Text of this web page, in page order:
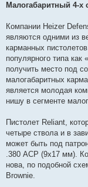
Малогабаритный 4-х
Компании Heizer
являются одними из
карманных
популярного типа
получить место под
малогабаритных
является молодая
нишу в сегменте
Пистолет Reliant,
четыре ствола и в
может быть под
.380 ACP (9х17 мм).
нова, по подобной
Brownie.